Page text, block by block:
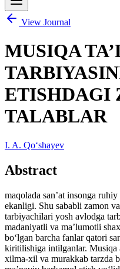
View Journal
MUSIQA
ETISHDAGI
TALABLAR
I. A. Qo‘shayev
Abstract
maqolada san’at insonga
ekanligi. Shu sababli zamon
tarbiyachilari yosh avlodga
madaniyatli va ma’lumotli
bo‘lgan barcha fanlar qatori
kiritilishiga intilganlar. Musiqa
xilma-xil va murakkab tarzda